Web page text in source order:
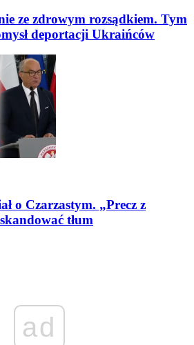
ze zdrowym rozsądkiem. Tym
deportacji Ukraińców
o Czarzastym. „Precz z
tłum
ad